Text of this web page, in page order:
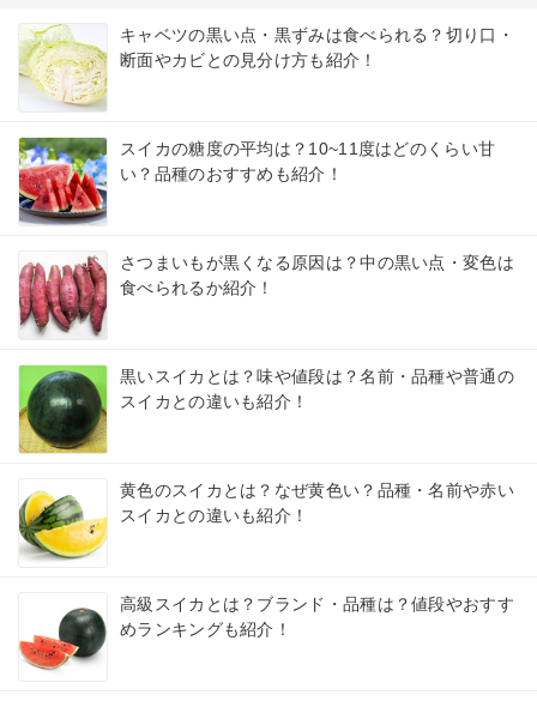
キャベツの黒い点・黒ずみは食べられる？切り口・
断面やカビとの見分け方も紹介！
スイカの糖度の平均は？10~11度はどのくらい甘
い？品種のおすすめも紹介！
さつまいもが黒くなる原因は？中の黒い点・変色は
食べられるか紹介！
黒いスイカとは？味や値段は？名前・品種や普通の
スイカとの違いも紹介！
黄色のスイカとは？なぜ黄色い？品種・名前や赤い
スイカとの違いも紹介！
高級スイカとは？ブランド・品種は？値段やおすす
めランキングも紹介！